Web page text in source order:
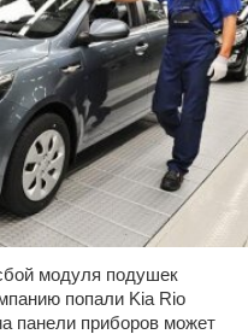
модуля подушек
попали Kia Rio
панели приборов может